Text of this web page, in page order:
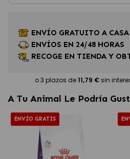
ENVÍO GRATUITO A CASA
ENVÍOS EN 24/48 HORAS
RECOGE EN TIENDA Y
A Tu Animal Le Podría
ENVÍO GRATIS